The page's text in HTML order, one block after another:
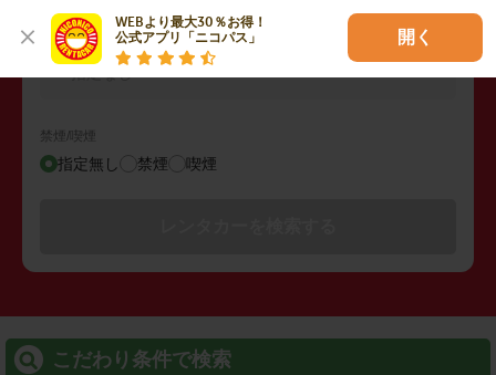
WEBより最大30％お得！
公式アプリ「ニコパス」
開く
その他の検索条件
禁煙/喫煙
指定無し 禁煙 喫煙
こだわり条件で検索